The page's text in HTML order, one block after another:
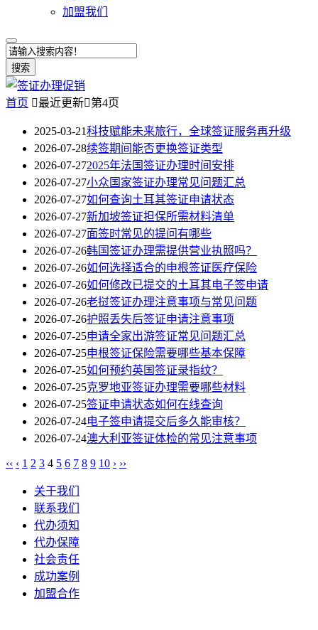
加盟我们
搜索
首页 最近更新第4页
2025-03-21科技赋能未来旅行，全球签证服务再升级
2026-07-28续签期间能否更换签证类型
2026-07-272025年法国签证办理时间安排
2026-07-27小众国家签证办理常见问题汇总
2026-07-27如何查询土耳其签证申请状态
2026-07-27新加坡签证担保所需材料清单
2026-07-27面签时常见的提问有哪些
2026-07-26韩国签证办理需提供营业执照吗？
2026-07-26如何选择适合的申根签证医疗保险
2026-07-26如何修改已提交的土耳其电子签申请
2026-07-26老挝签证办理注意事项与常见问题
2026-07-26护照丢失后签证申请注意事项
2026-07-25申请全家出游签证常见问题汇总
2026-07-25申根签证保险需要哪些基本保障
2026-07-25如何预约英国签证录指纹？
2026-07-25克罗地亚签证办理需要哪些材料
2026-07-25签证申请状态如何在线查询
2026-07-24电子签申请提交后多久能审核？
2026-07-24澳大利亚签证体检的常见注意事项
‹‹ ‹ 1 2 3 4 5 6 7 8 9 10 › ››
关于我们
联系我们
代办须知
代办保障
社会责任
成功案例
加盟合作